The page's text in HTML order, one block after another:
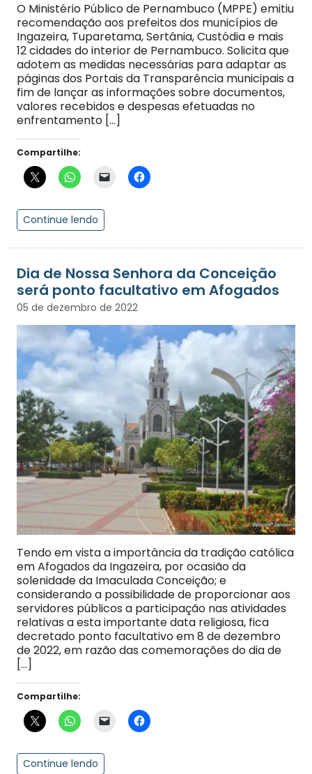
O Ministério Público de Pernambuco (MPPE) emitiu
recomendação aos prefeitos dos municípios de
Ingazeira, Tuparetama, Sertânia, Custódia e mais
12 cidades do interior de Pernambuco. Solicita que
adotem as medidas necessárias para adaptar as
páginas dos Portais da Transparência municipais a
fim de lançar as informações sobre documentos,
valores recebidos e despesas efetuadas no
enfrentamento […]
Compartilhe:
Continue lendo
Dia de Nossa Senhora da Conceição
será ponto facultativo em Afogados
05 de dezembro de 2022
Tendo em vista a importância da tradição católica
em Afogados da Ingazeira, por ocasião da
solenidade da Imaculada Conceição; e
considerando a possibilidade de proporcionar aos
servidores públicos a participação nas atividades
relativas a esta importante data religiosa, fica
decretado ponto facultativo em 8 de dezembro
de 2022, em razão das comemorações do dia de
[…]
Compartilhe:
Continue lendo